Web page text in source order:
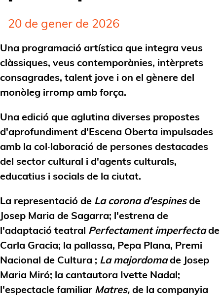
20 de gener de 2026
Una programació artística que integra veus
clàssiques, veus contemporànies, intèrprets
consagrades, talent jove i on el gènere del
monòleg irromp amb força.
Una edició que aglutina diverses propostes
d'aprofundiment d'Escena Oberta impulsades
amb la col·laboració de persones destacades
del sector cultural i d'agents culturals,
educatius i socials de la ciutat.
La representació de La corona d'espinesde
Josep Maria de Sagarra; l'estrena de
l'adaptació teatral Perfectament imperfectade
Carla Gracia; la pallassa, Pepa Plana, Premi
Nacional de Cultura ; La majordomade Josep
Maria Miró; la cantautora Ivette Nadal;
l'espectacle familiar Matres, de la companyia